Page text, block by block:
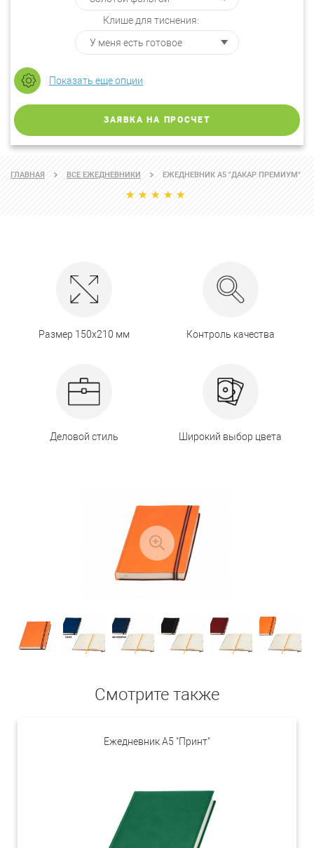
Клише для тиснения:
Показать еще опции
ЗАЯВКА НА ПРОСЧЕТ
ГЛАВНАЯ ВСЕ ЕЖЕДНЕВНИКИ ЕЖЕДНЕВНИК А5 "ДАКАР ПРЕМИУМ"
Размер 150х210 мм Контроль качества
Деловой стиль Широкий выбор цвета
Смотрите также
Ежедневник А5 "Принт"